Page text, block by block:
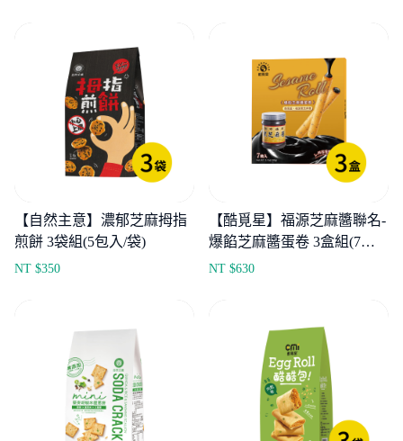
【自然主意】濃郁芝麻拇指
煎餅 3袋組(5包入/袋)
NT $350
【酷覓星】福源芝麻醬聯名-
爆餡芝麻醬蛋卷 3盒組(7入/
盒)
NT $630